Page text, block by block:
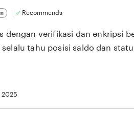
Recommends
dengan verifikasi dan enkripsi
tahu posisi saldo dan
2025